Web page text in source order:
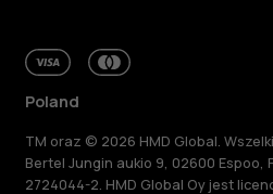
Poland
TM oraz © 2026 HMD Global.
Bertel Jungin aukio 9, 02600 Espoo,
2724044-2. HMD Global Oy jest